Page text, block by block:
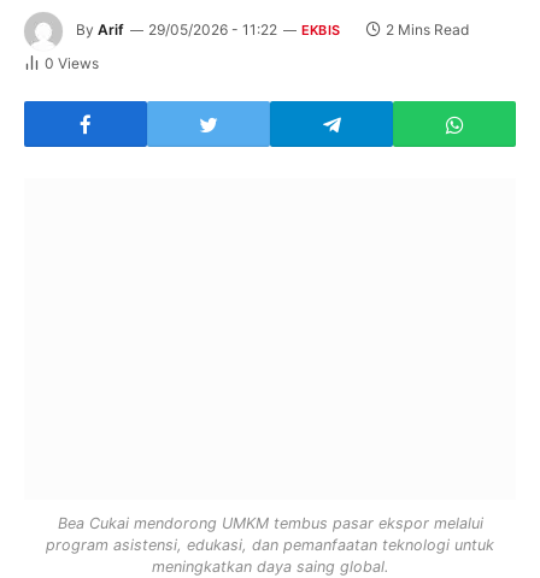
By Arif 29/05/2026 - 11:22 EKBIS
2 Mins Read
0 Views
Bea Cukai mendorong UMKM tembus pasar ekspor melalui
program asistensi, edukasi, dan pemanfaatan teknologi untuk
meningkatkan daya saing global.